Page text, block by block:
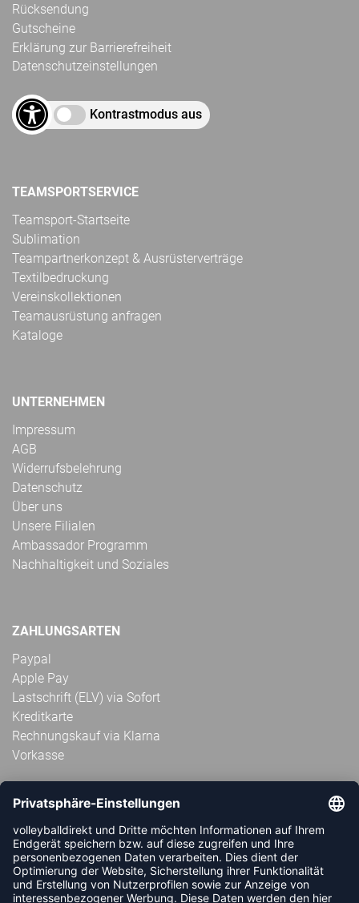
Rücksendung
Gutscheine
Erklärung zur Barrierefreiheit
Datenschutzeinstellungen
Kontrastmodus aus
TEAMSPORTSERVICE
Teamsport-Startseite
Sublimation
Teampartnerkonzept & Ausrüsterverträge
Textilbedruckung
Vereinskollektionen
Teamausrüstung anfragen
Kataloge
UNTERNEHMEN
Impressum
AGB
Widerrufsbelehrung
Datenschutz
Über uns
Unsere Filialen
Ambassador Programm
Nachhaltigkeit und Soziales
ZAHLUNGSARTEN
Paypal
Apple Pay
Lastschrift (ELV) via Sofort
Kreditkarte
Rechnungskauf via Klarna
Vorkasse
ABONNIERE JETZT DEN KOSTENLOSEN
VOLLEYBALLDIREKT-NEWSLETTER UND VERPASSE KEINE
NEUIGKEIT ODER AKTION MEHR.
JETZT ANMELDEN